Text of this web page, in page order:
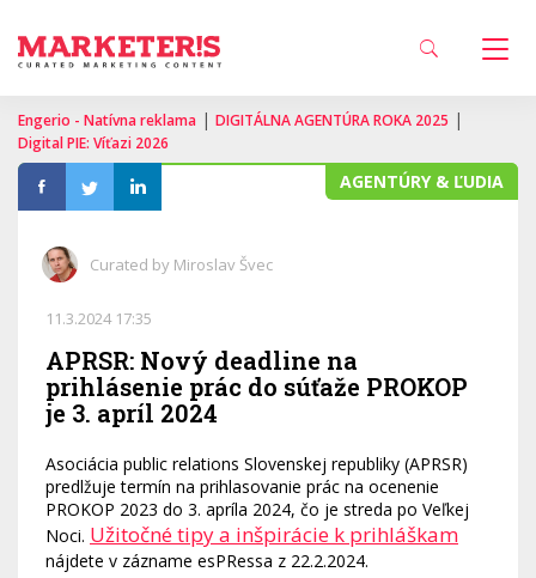
Engerio - Natívna reklama | DIGITÁLNA AGENTÚRA ROKA 2025 |
Digital PIE: Víťazi 2026
AGENTÚRY & ĽUDIA
Curated by Miroslav Švec
11.3.2024 17:35
APRSR: Nový deadline na
prihlásenie prác do súťaže PROKOP
je 3. apríl 2024
Asociácia public relations Slovenskej republiky (APRSR)
predlžuje termín na prihlasovanie prác na ocenenie
PROKOP 2023 do 3. apríla 2024, čo je streda po Veľkej
Noci. Užitočné tipy a inšpirácie k prihláškam
nájdete v zázname esPRessa z 22.2.2024.